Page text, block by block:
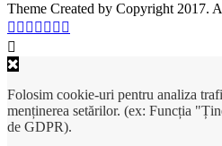
Theme Created by Copyright 2017.
Folosim cookie-uri pentru analiza
menținerea setărilor. (ex: Funcția
de GDPR).